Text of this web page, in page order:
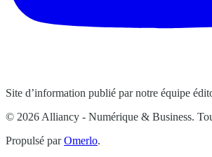
Site d’information publié par notre équipe
© 2026 Alliancy - Numérique & Business.
Propulsé parOmerlo.